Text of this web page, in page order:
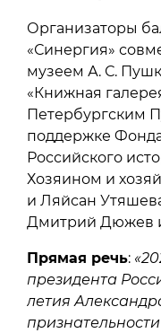
Организаторы
«Синергия»
музеем А. С.
«Книжная
Петербургским
поддержке
Российского
Хозяином и
и Ляйсан
Дмитрий Дюжев и
Прямая речь:
президента
летия